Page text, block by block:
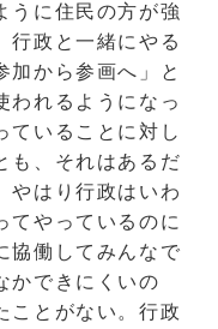
うに住民の方が強
行政と一緒にやる
加から参画へ」と
われるようになっ
ていることに対し
も、それはあるだ
やはり行政はいわ
てやっているのに
協働してみんなで
かできにくいの
ことがない。行政